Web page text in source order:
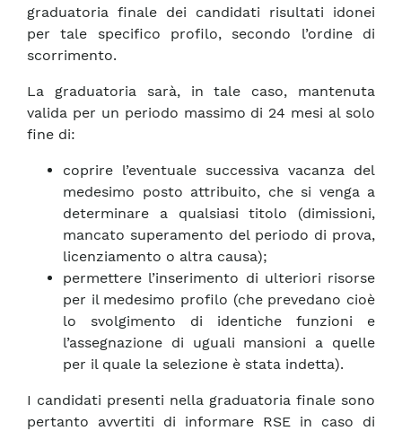
graduatoria finale dei candidati risultati idonei
per tale specifico profilo, secondo l’ordine di
scorrimento.
La graduatoria sarà, in tale caso, mantenuta
valida per un periodo massimo di 24 mesi al solo
fine di:
coprire l’eventuale successiva vacanza del
medesimo posto attribuito, che si venga a
determinare a qualsiasi titolo (dimissioni,
mancato superamento del periodo di prova,
licenziamento o altra causa);
permettere l’inserimento di ulteriori risorse
per il medesimo profilo (che prevedano cioè
lo svolgimento di identiche funzioni e
l’assegnazione di uguali mansioni a quelle
per il quale la selezione è stata indetta).
I candidati presenti nella graduatoria finale sono
pertanto avvertiti di informare RSE in caso di